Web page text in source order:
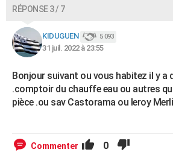
RÉPONSE 3 / 7
KIDUGUEN 5 093
31 juil. 2022 à 23:55
Bonjour suivant ou vous habitez il y a
.comptoir du chauffe eau ou autres
pièce .ou sav Castorama ou leroy
Commenter 0